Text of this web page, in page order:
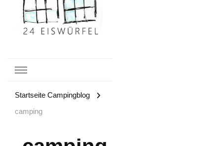
Eiswürfel
Startseite Campingblog
camping